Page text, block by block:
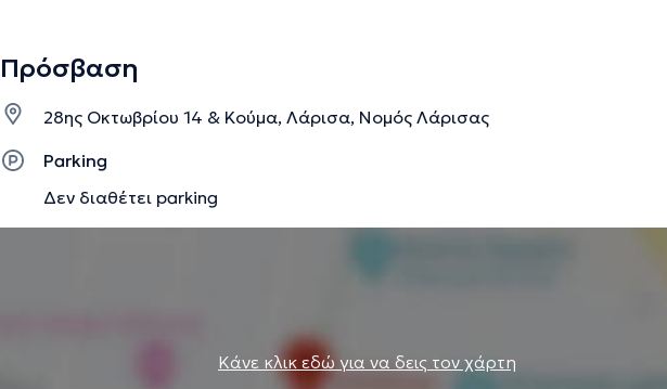
Πρόσβαση
28ης Οκτωβρίου 14 & Κούμα, Λάρισα, Νομός Λάρισας
Parking
Δεν διαθέτει parking
Κάνε κλικ εδώ για να δεις τον χάρτη